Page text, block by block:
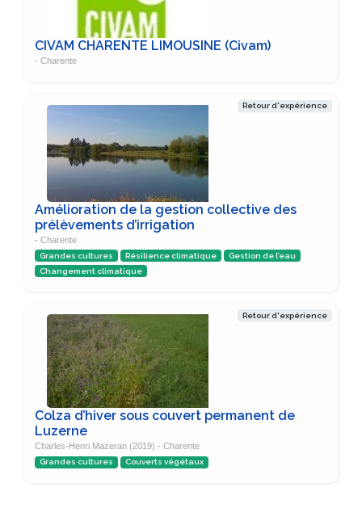
CIVAM CHARENTE LIMOUSINE (Civam)
- Charente
Retour d'expérience
Amélioration de la gestion collective des
prélèvements d’irrigation
- Charente
Grandes cultures Résilience climatique
Gestion de l’eau
Changement climatique
Retour d'expérience
Colza d’hiver sous couvert permanent de
Luzerne
Charles-Henri Mazeran (2019) - Charente
Grandes cultures Couverts végétaux